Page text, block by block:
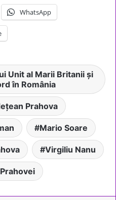
WhatsApp
Unit al Marii Britanii și
în România
Prahova
Mario Soare
Virgiliu Nanu